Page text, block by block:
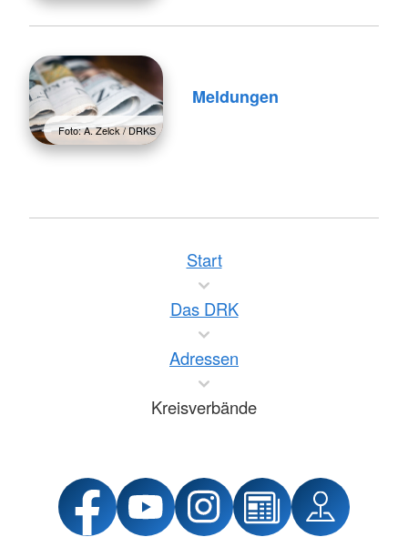
Foto: A. Zelck / DRKS
Meldungen
Start
Das DRK
Adressen
Kreisverbände